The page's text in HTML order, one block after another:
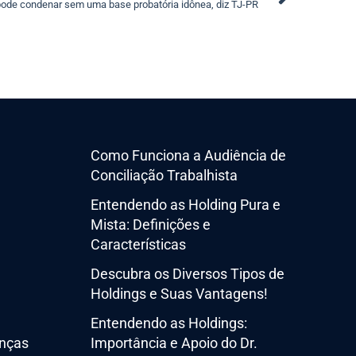
condenar sem uma base probatória idônea, diz TJ-PR
Como Funciona a Audiência de
Conciliação Trabalhista
Entendendo as Holding Pura e
Mista: Definições e
Características
Descubra os Diversos Tipos de
Holdings e Suas Vantagens!
Entendendo as Holdings:
Importância e Apoio do Dr.